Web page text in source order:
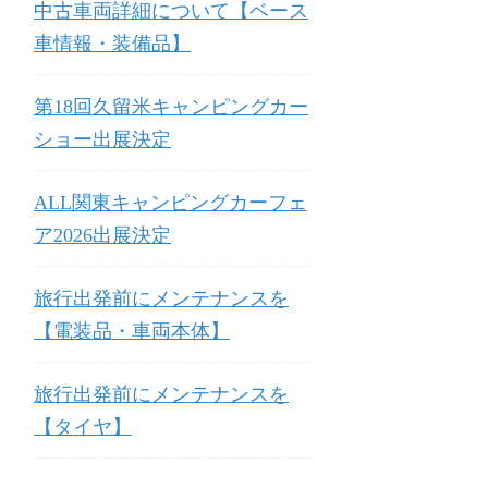
中古車両詳細について【ベース
車情報・装備品】
第18回久留米キャンピングカー
ショー出展決定
ALL関東キャンピングカーフェ
ア2026出展決定
旅行出発前にメンテナンスを
【電装品・車両本体】
旅行出発前にメンテナンスを
【タイヤ】